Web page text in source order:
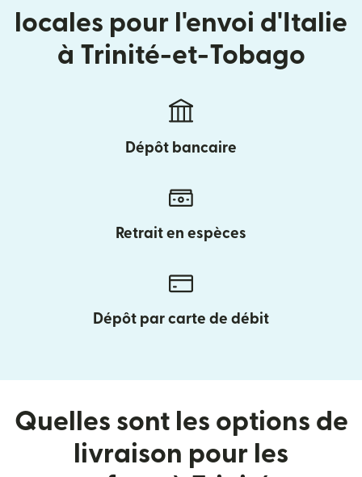
locales pour l'envoi d'Italie
à Trinité-et-Tobago
Dépôt bancaire
Retrait en espèces
Dépôt par carte de débit
Quelles sont les options de
livraison pour les